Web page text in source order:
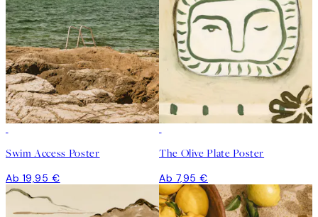
Swim Access Poster
Ab 19,95 €
The Olive Plate Poster
Ab 7,95 €